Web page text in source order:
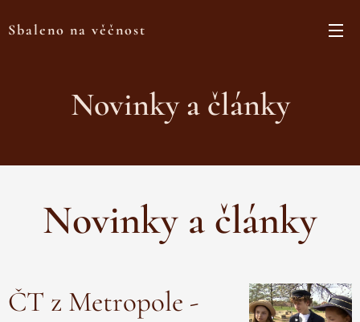
Sbaleno na věčnost
Novinky a články
Novinky a články
ČT z Metropole -